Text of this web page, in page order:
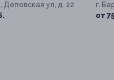
Деповская ул, д. 22
г.
от